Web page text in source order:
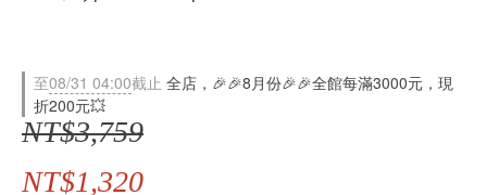
至08/31 04:00截止 全店，🎉🎉8月份🎉🎉全館每滿3000元，現
折200元💥
NT$3,759
NT$1,320